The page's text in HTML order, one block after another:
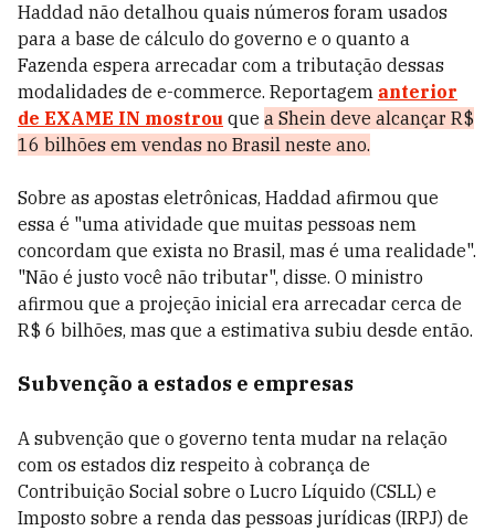
Haddad não detalhou quais números foram usados
para a base de cálculo do governo e o quanto a
Fazenda espera arrecadar com a tributação dessas
modalidades de e-commerce. Reportagem anterior
de EXAME IN mostrou que a Shein deve alcançar R$
16 bilhões em vendas no Brasil neste ano.
Sobre as apostas eletrônicas, Haddad afirmou que
essa é "uma atividade que muitas pessoas nem
concordam que exista no Brasil, mas é uma realidade".
"Não é justo você não tributar", disse. O ministro
afirmou que a projeção inicial era arrecadar cerca de
R$ 6 bilhões, mas que a estimativa subiu desde então.
Subvenção a estados e empresas
A subvenção que o governo tenta mudar na relação
com os estados diz respeito à cobrança de
Contribuição Social sobre o Lucro Líquido (CSLL) e
Imposto sobre a renda das pessoas jurídicas (IRPJ) de